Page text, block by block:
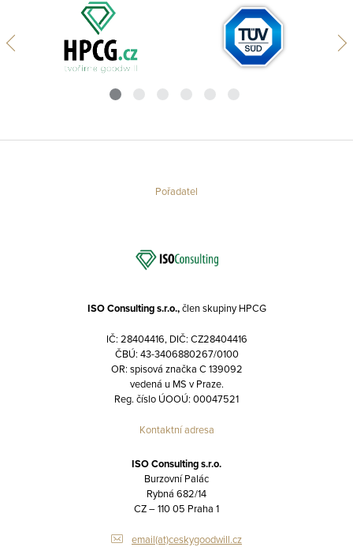
Pořadatel
ISO Consulting s.r.o.,člen skupiny HPCG
IČ: 28404416, DIČ: CZ28404416
ČBÚ: 43-3406880267/0100
OR: spisová značka C 139092
vedená u MS v Praze.
Reg. číslo ÚOOÚ: 00047521
Kontaktní adresa
ISO Consulting s.r.o.
Burzovní Palác
Rybná 682/14
CZ – 110 05 Praha 1
email(at)ceskygoodwill.cz